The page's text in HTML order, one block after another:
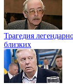
Трагедия
близких